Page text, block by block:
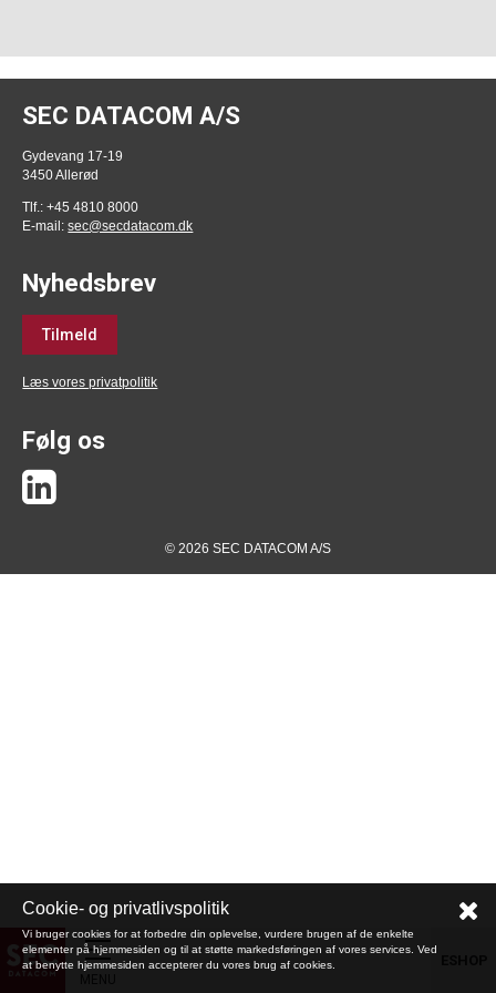
SEC DATACOM A/S
Gydevang 17-19
3450 Allerød
Tlf.: +45 4810 8000
E-mail:sec@secdatacom.dk
Nyhedsbrev
Tilmeld
Læs vores privatpolitik
Følg os
© 2026 SEC DATACOM A/S
Cookie- og privatlivspolitik
Vi bruger cookies for at forbedre din oplevelse, vurdere brugen af de enkelte
elementer på hjemmesiden og til at støtte markedsføringen af vores services. Ved
at benytte hjemmesiden accepterer du vores brug af cookies.